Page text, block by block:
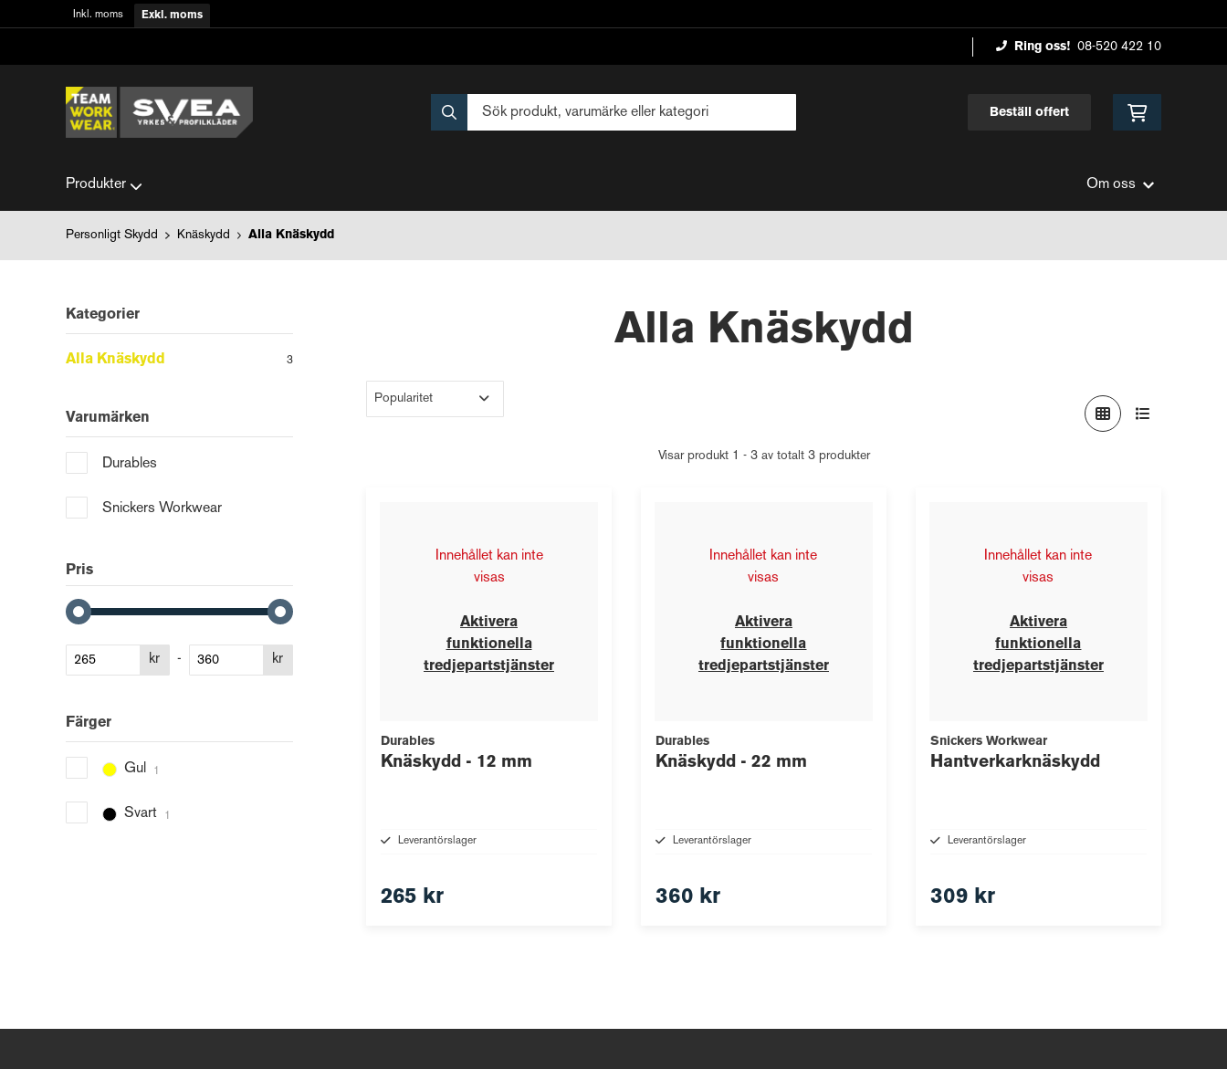
Inkl. moms Exkl. moms
Ring oss! 08-520 422 10
Beställ offert
Produkter Om oss
Personligt Skydd Knäskydd Alla Knäskydd
Kategorier
Alla Knäskydd 3
Varumärken
Durables
Snickers Workwear
Pris
kr - kr
Färger
Gul 1
Svart 1
Alla Knäskydd
Visar produkt 1 - 3 av totalt 3 produkter
Innehållet kan inte
visas
Aktivera
funktionella
tredjepartstjänster
Durables
Knäskydd - 12 mm
Leverantörslager
265 kr
Innehållet kan inte
visas
Aktivera
funktionella
tredjepartstjänster
Durables
Knäskydd - 22 mm
Leverantörslager
360 kr
Innehållet kan inte
visas
Aktivera
funktionella
tredjepartstjänster
Snickers Workwear
Hantverkarknäskydd
Leverantörslager
309 kr